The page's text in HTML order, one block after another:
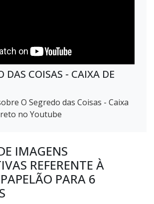
DAS COISAS - CAIXA DE
O Segredo das Coisas - Caixa
no Youtube
IMAGENS
REFERENTE À
PARA 6